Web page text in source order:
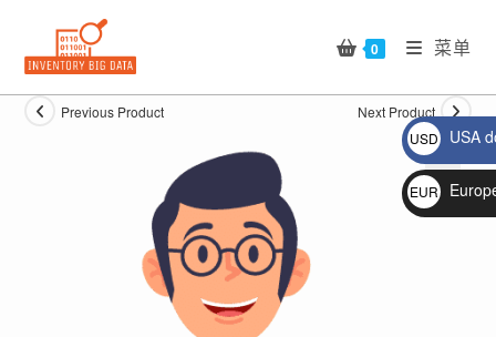
content
0 菜单
Previous Product Next Product
🔍
USD
$
USA
EUR
€